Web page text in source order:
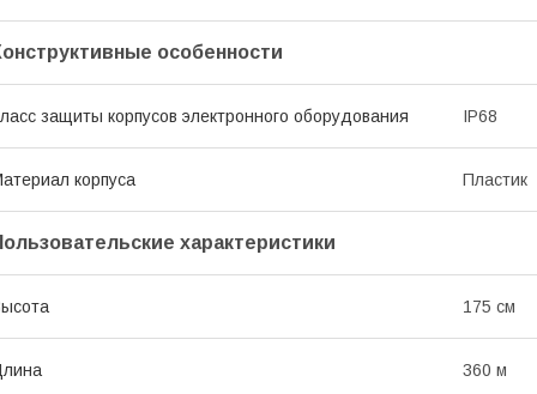
особенности
защиты корпусов электронного оборудования IP68
корпуса Пластик
характеристики
175 см
360 м